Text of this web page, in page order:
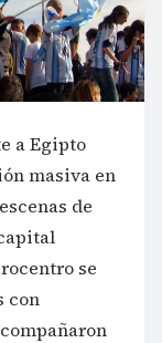
a Egipto
masiva en
de
se
con